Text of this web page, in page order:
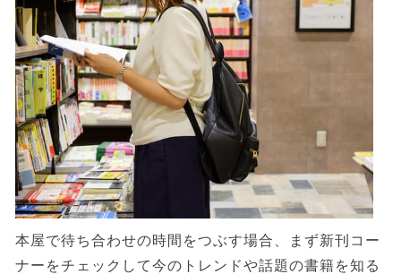
本屋で待ち合わせの時間をつぶす場合、まず新刊コー
ナーをチェックして今のトレンドや話題の書籍を知る